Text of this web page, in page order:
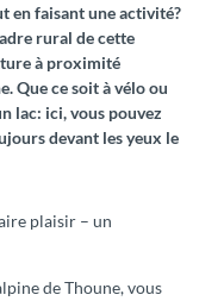
en faisant une activité?
rural de cette
à proximité
Que ce soit à vélo ou
lac: ici, vous pouvez
devant les yeux le
plaisir – un
de Thoune, vous